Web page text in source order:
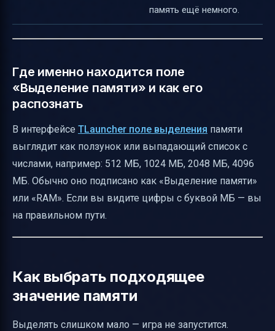
память ещё немного.
Где именно находится поле
«Выделение памяти» и как его
распознать
В интерфейсе TLauncher поле выделения памяти
выглядит как ползунок или выпадающий список с
числами, например: 512 МБ, 1024 МБ, 2048 МБ, 4096
МБ. Обычно оно подписано как «Выделение памяти»
или «RAM». Если вы видите цифры с буквой МБ — вы
на правильном пути.
Как выбрать подходящее
значение памяти
Выделять слишком мало — игра не запустится.